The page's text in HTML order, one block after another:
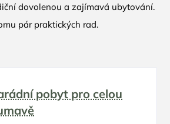
dovolenou a zajímavá ubytování.
pár praktických rad.
pobyt pro celou